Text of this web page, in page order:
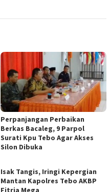
Perpanjangan Perbaikan
Berkas Bacaleg, 9 Parpol
Surati Kpu Tebo Agar Akses
Silon Dibuka
Isak Tangis, Iringi Kepergian
Mantan Kapolres Tebo AKBP
Fitria Mega